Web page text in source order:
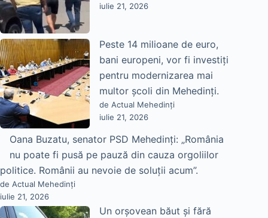
iulie 21, 2026
Peste 14 milioane de euro,
bani europeni, vor fi investiți
pentru modernizarea mai
multor școli din Mehedinți.
de Actual Mehedinți
iulie 21, 2026
Oana Buzatu, senator PSD Mehedinți: „România
nu poate fi pusă pe pauză din cauza orgoliilor
politice. Românii au nevoie de soluții acum”.
de Actual Mehedinți
iulie 21, 2026
Un orșovean băut și fără